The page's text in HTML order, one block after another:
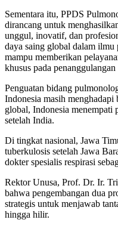
Sementara itu, PPDS
dirancang untuk
unggul, inovatif, dan
daya saing global dalam ilmu
mampu memberikan
khusus pada
Penguatan bidang
Indonesia masih
global, Indonesia menempati
setelah India.
Di tingkat nasional, Jawa
tuberkulosis setelah Jawa
dokter spesialis respirasi
Rektor Unusa, Prof. Dr. Ir.
bahwa pengembangan dua
strategis untuk menjawab
hingga hilir.